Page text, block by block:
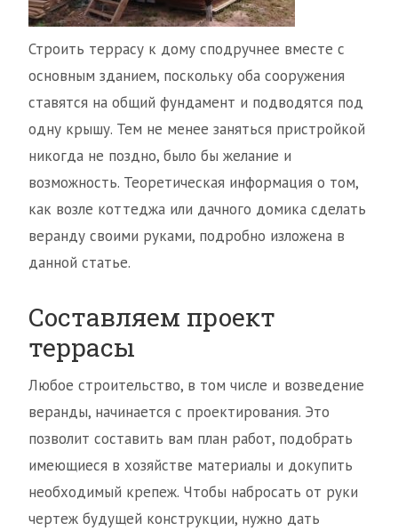
Строить террасу к дому сподручнее вместе с
основным зданием, поскольку оба сооружения
ставятся на общий фундамент и подводятся под
одну крышу. Тем не менее заняться пристройкой
никогда не поздно, было бы желание и
возможность. Теоретическая информация о том,
как возле коттеджа или дачного домика сделать
веранду своими руками, подробно изложена в
данной статье.
Составляем проект
террасы
Любое строительство, в том числе и возведение
веранды, начинается с проектирования. Это
позволит составить вам план работ, подобрать
имеющиеся в хозяйстве материалы и докупить
необходимый крепеж. Чтобы набросать от руки
чертеж будущей конструкции, нужно дать